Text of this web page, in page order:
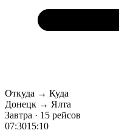
Откуда → Куда
Донецк → Ялта
Завтра · 15 рейсов
07:3015:10